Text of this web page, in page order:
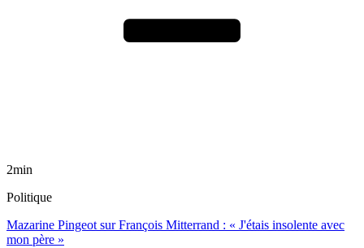
2min
Politique
Mazarine Pingeot sur François Mitterrand : « J'étais insolente avec
mon père »